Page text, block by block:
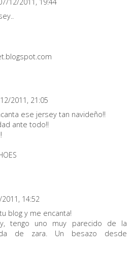
2011, 21:05
ese jersey tan navideño!!
ante todo!!
14:52
blog y me encanta!
tengo uno muy parecido de la
de zara. Un besazo desde